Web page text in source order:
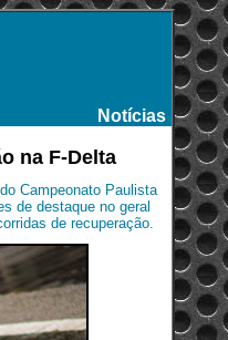
Notícias
na F-Delta
Campeonato Paulista
de destaque no geral
de recuperação.